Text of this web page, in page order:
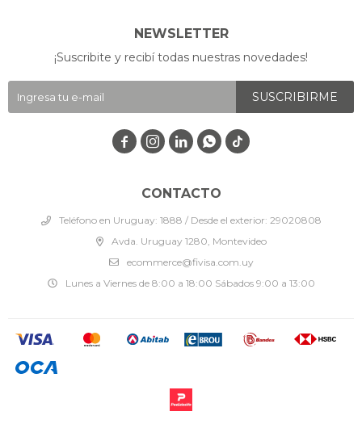
CONTACTO
Teléfono en Uruguay: 1888 / Desde el exterior: 29020808
Avda. Uruguay 1280, Montevideo
ecommerce@fivisa.com.uy
Lunes a Viernes de 8:00 a 18:00 Sábados 9:00 a 13:00
NEWSLETTER
¡Suscribite y recibí todas nuestras novedades!
SUSCRIBIRME
   